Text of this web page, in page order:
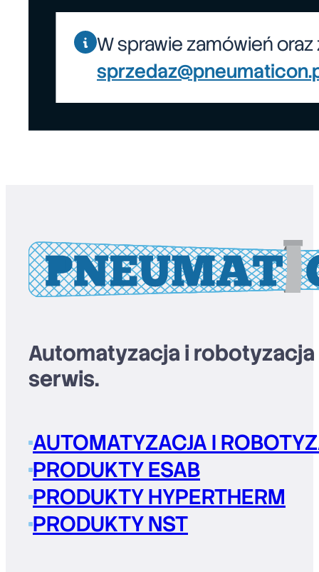
W sprawie zamówień
Automatyzacja i
serwis.
AUTOMATYZACJA I
PRODUKTY ESAB
PRODUKTY HYPERTHERM
PRODUKTY NST